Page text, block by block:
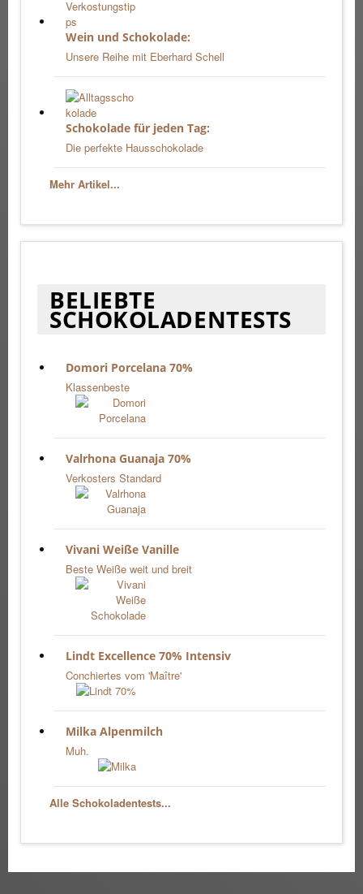
Wein und Schokolade:
Unsere Reihe mit Eberhard Schell
Schokolade für jeden Tag:
Die perfekte Hausschokolade
Mehr Artikel...
BELIEBTE
SCHOKOLADENTESTS
Domori Porcelana 70%
Klassenbeste
Valrhona Guanaja 70%
Verkosters Standard
Vivani Weiße Vanille
Beste Weiße weit und breit
Lindt Excellence 70% Intensiv
Conchiertes vom 'Maître'
Milka Alpenmilch
Muh.
Alle Schokoladentests...